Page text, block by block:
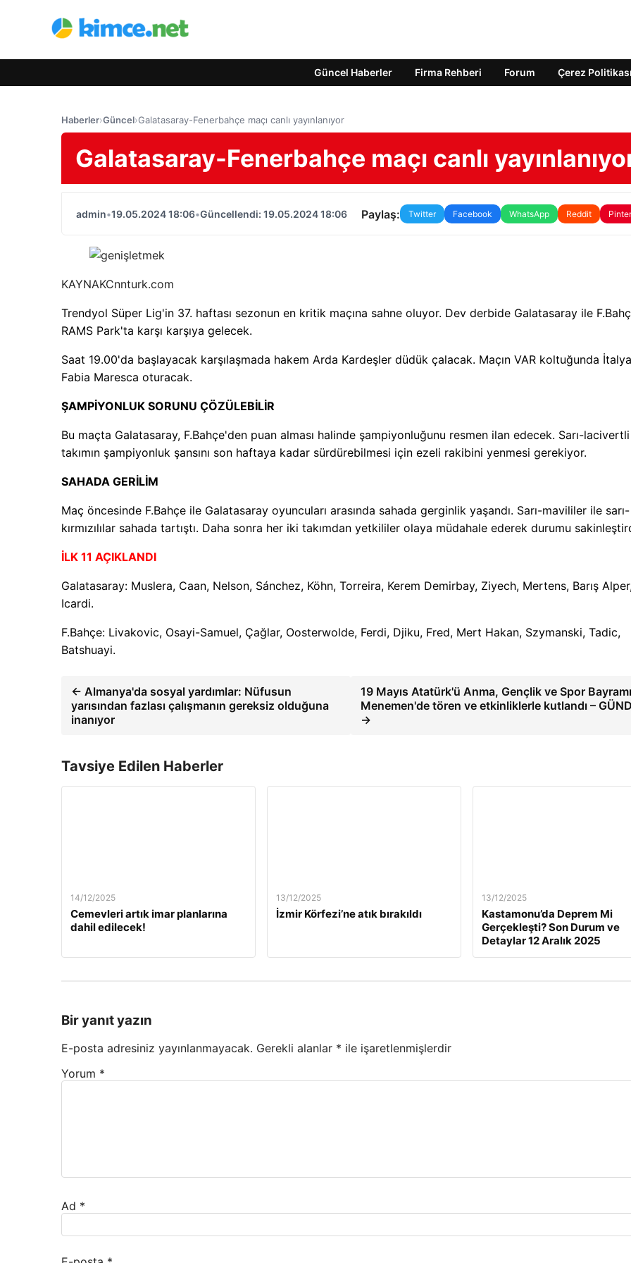
Güncel Haberler Firma Rehberi Forum Çerez Politikası
Haberler›Güncel›Galatasaray-Fenerbahçe maçı canlı yayınlanıyor
Galatasaray-Fenerbahçe maçı canlı
admin•19.05.2024 18:06•Güncellendi: 19.05.2024 18:06 Paylaş: Twitter Facebook WhatsApp Reddit
KAYNAKCnnturk.com
Trendyol Süper Lig'in 37. haftası sezonun en kritik maçına sahne oluyor. Dev derbide Galatasaray ile
RAMS Park'ta karşı karşıya gelecek.
Saat 19.00'da başlayacak karşılaşmada hakem Arda Kardeşler düdük çalacak. Maçın VAR koltuğunda
Fabia Maresca oturacak.
ŞAMPİYONLUK SORUNU ÇÖZÜLEBİLİR
Bu maçta Galatasaray, F.Bahçe'den puan alması halinde şampiyonluğunu resmen ilan edecek. Sarı-lacivertli
takımın şampiyonluk şansını son haftaya kadar sürdürebilmesi için ezeli rakibini yenmesi gerekiyor.
SAHADA GERİLİM
Maç öncesinde F.Bahçe ile Galatasaray oyuncuları arasında sahada gerginlik yaşandı. Sarı-mavililer ile sarı-
kırmızılılar sahada tartıştı. Daha sonra her iki takımdan yetkililer olaya müdahale ederek durumu
İLK 11 AÇIKLANDI
Galatasaray: Muslera, Caan, Nelson, Sánchez, Köhn, Torreira, Kerem Demirbay, Ziyech, Mertens, Barış
Icardi.
F.Bahçe: Livakovic, Osayi-Samuel, Çağlar, Oosterwolde, Ferdi, Djiku, Fred, Mert Hakan, Szymanski, Tadic,
Batshuayi.
← Almanya'da sosyal yardımlar: Nüfusun
yarısından fazlası çalışmanın gereksiz olduğuna
inanıyor
19 Mayıs Atatürk'ü Anma, Gençlik ve Spor Bayramı
Menemen'de tören ve etkinliklerle kutlandı –
→
Tavsiye Edilen Haberler
14/12/2025
Cemevleri artık imar planlarına
dahil edilecek!
13/12/2025
İzmir Körfezi’ne atık bırakıldı
13/12/2025
Kastamonu’da Deprem Mi
Gerçekleşti? Son Durum ve
Detaylar 12 Aralık 2025
Bir yanıt yazın
E-posta adresiniz yayınlanmayacak. Gerekli alanlar * ile işaretlenmişlerdir
Yorum *
Ad *